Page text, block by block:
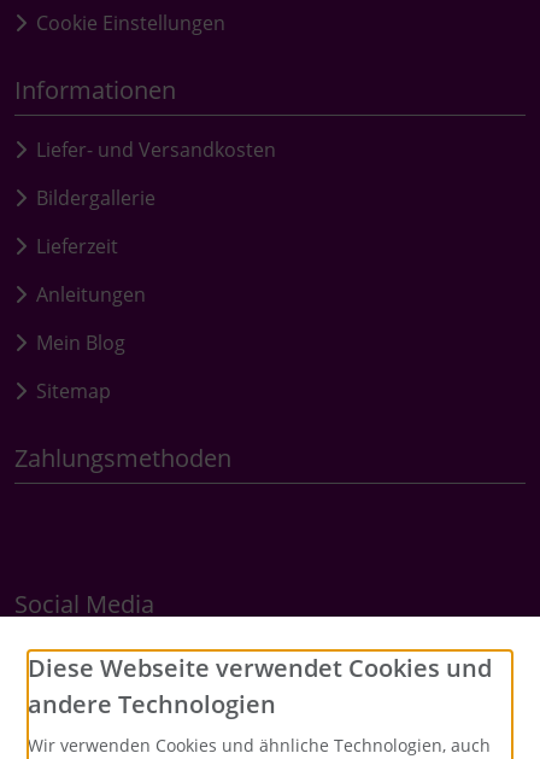
Cookie Einstellungen
Informationen
Liefer- und Versandkosten
Bildergallerie
Lieferzeit
Anleitungen
Mein Blog
Sitemap
Zahlungsmethoden
Social Media
Diese Webseite verwendet Cookies und
andere Technologien
Wir verwenden Cookies und ähnliche Technologien, auch